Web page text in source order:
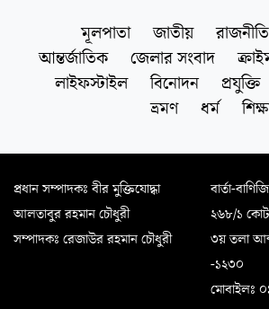
মূলপাতা জাতীয় রাজনীতি
আন্তর্জাতিক
জেলার সংবাদ
লাইফস্টাইল
বিনোদন প্রযুক্তি
ভ্রমণ
ধর্ম
প্রধান সম্পাদকঃ বীর মুক্তিযোদ্ধা
আলতাবুর রহমান চৌধুরী
সম্পাদকঃ রেজাউর রহমান চৌধুরী
বার্তা-
২৬৮/১
৩য় তলা
-১২৩০
মোবাইলঃ